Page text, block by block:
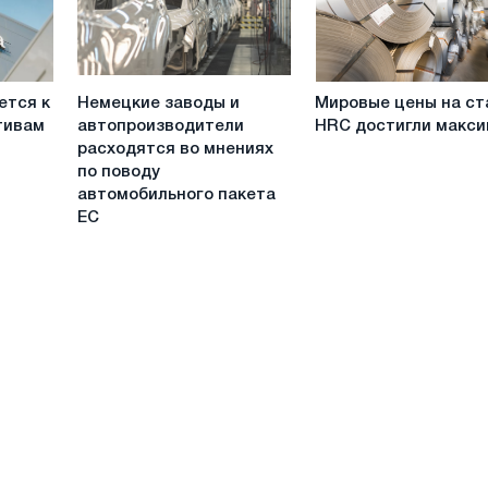
малых
средних
предприятий
к
заводы
автопроизводители
расходятся
Немецкие заводы и
автопроизводители
расходятся во мнениях
по поводу
автомобильного пакета
ЕС
цены
Мировые цены на
HRC достигли